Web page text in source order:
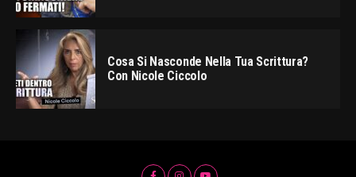
Cosa Si Nasconde Nella Tua Scrittura?
Con Nicole Ciccolo